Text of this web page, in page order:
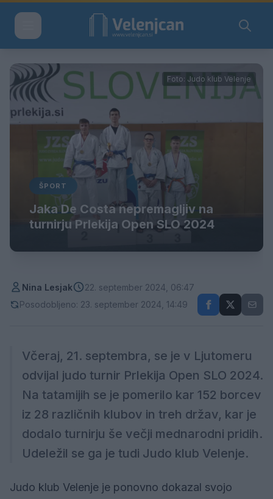
Foto: Judo klub Velenje
ŠPORT
Jaka De Costa nepremagljiv na
turnirju Prlekija Open SLO 2024
Nina Lesjak
22. september 2024, 06:47
Posodobljeno: 23. september 2024, 14:49
Včeraj, 21. septembra, se je v Ljutomeru
odvijal judo turnir Prlekija Open SLO 2024.
Na tatamijih se je pomerilo kar 152 borcev
iz 28 različnih klubov in treh držav, kar je
dodalo turnirju še večji mednarodni pridih.
Udeležil se ga je tudi Judo klub Velenje.
Judo klub Velenje je ponovno dokazal svojo